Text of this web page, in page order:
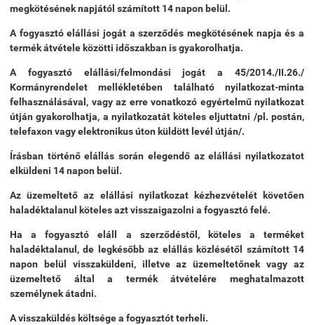
megkötésének napjától számított 14 napon belül.
A fogyasztó elállási jogát a szerződés megkötésének napja és a
termék átvétele közötti időszakban is gyakorolhatja.
A fogyasztó elállási/felmondási jogát a 45/2014./II.26./
Kormányrendelet mellékletében található nyilatkozat-minta
felhasználásával, vagy az erre vonatkozó egyértelmű nyilatkozat
útján gyakorolhatja, a nyilatkozatát köteles eljuttatni /pl. postán,
telefaxon vagy elektronikus úton küldött levél útján/.
Írásban történő elállás során elegendő az elállási nyilatkozatot
elküldeni 14 napon belül.
Az üzemeltető az elállási nyilatkozat kézhezvételét követően
haladéktalanul köteles azt visszaigazolni a fogyasztó felé.
Ha a fogyasztó eláll a szerződéstől, köteles a terméket
haladéktalanul, de legkésőbb az elállás közlésétől számított 14
napon belül visszaküldeni, illetve az üzemeltetőnek vagy az
üzemeltető által a termék átvételére meghatalmazott
személynek átadni.
A visszaküldés költsége a fogyasztót terheli.